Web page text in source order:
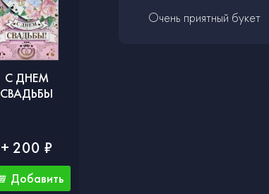
С ДНЕМ
СВАДЬБЫ
+ 200 ₽
Добавить
Очень приятный букет